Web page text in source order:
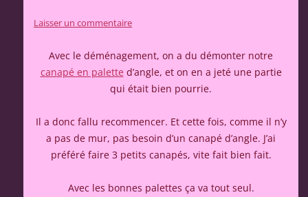
Laisser un commentaire
Avec le déménagement, on a du démonter notre
canapé en palette d’angle, et on en a jeté une partie
qui était bien pourrie.
Il a donc fallu recommencer. Et cette fois, comme il n’y
a pas de mur, pas besoin d’un canapé d’angle. J’ai
préféré faire 3 petits canapés, vite fait bien fait.
Avec les bonnes palettes ça va tout seul.